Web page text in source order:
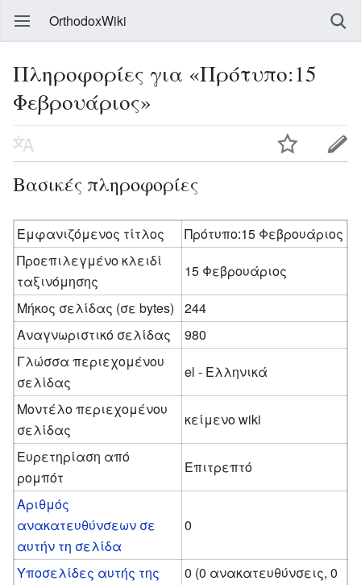
OrthodoxWiki
Πληροφορίες για «Πρότυπο:15
Φεβρουάριος»
Βασικές πληροφορίες
Εμφανιζόμενος τίτλος
Πρότυπο:15 Φεβρουάριος
Προεπιλεγμένο κλειδί
ταξινόμησης
15 Φεβρουάριος
Μήκος σελίδας (σε bytes)
244
Αναγνωριστικό σελίδας
980
Γλώσσα περιεχομένου
σελίδας
el - Ελληνικά
Μοντέλο περιεχομένου
σελίδας
κείμενο wiki
Ευρετηρίαση από
ρομπότ
Επιτρεπτό
Αριθμός
ανακατευθύνσεων σε
αυτήν τη σελίδα
0
Υποσελίδες αυτής της
0 (0 ανακατευθύνσεις, 0